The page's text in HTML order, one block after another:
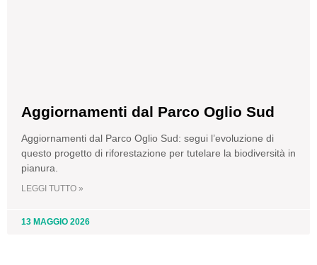
Aggiornamenti dal Parco Oglio Sud
Aggiornamenti dal Parco Oglio Sud: segui l’evoluzione di
questo progetto di riforestazione per tutelare la biodiversità in
pianura.
LEGGI TUTTO »
13 MAGGIO 2026